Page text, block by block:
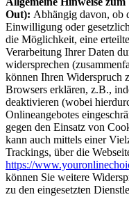
Out): Abhängig davon, ob
Einwilligung oder
die Möglichkeit, eine
Verarbeitung Ihrer Daten
widersprechen
können Ihren Widerspruch
Browsers erklären, z.B.,
deaktivieren (wobei
Onlineangebotes
gegen den Einsatz von
kann auch mittels einer
Trackings, über die
https://
können Sie weitere
zu den eingesetzten